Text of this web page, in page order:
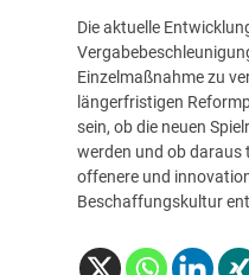
Die aktuelle
Einzelmaßnahme zu
längerfristigen
sein, ob die neuen
werden und ob daraus
offenere und
Beschaffungskultur